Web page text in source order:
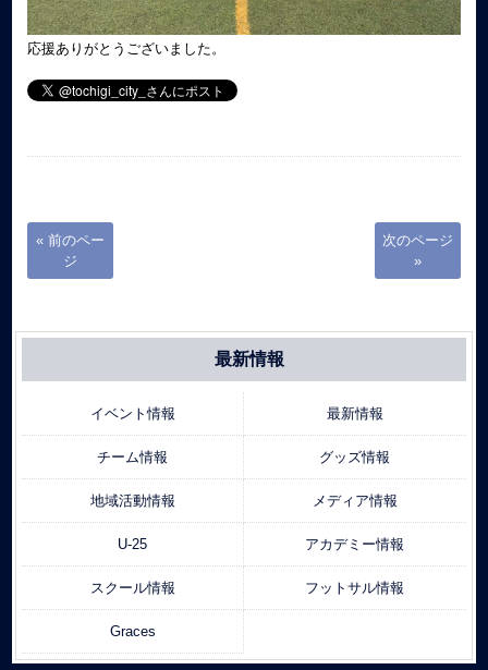
応援ありがとうございました。
« 前のペー
ジ
次のページ
»
最新情報
イベント情報 最新情報
チーム情報 グッズ情報
地域活動情報 メディア情報
U-25 アカデミー情報
スクール情報 フットサル情報
Graces